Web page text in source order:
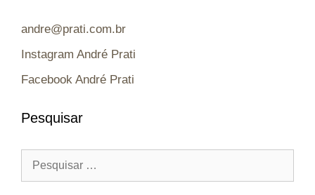
andre@prati.com.br
Instagram André Prati
Facebook André Prati
Pesquisar
Pesquisar
por: